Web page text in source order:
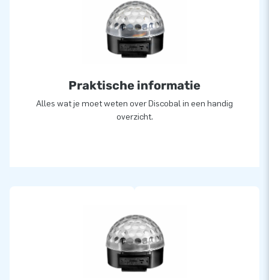
Praktische informatie
Alles wat je moet weten over Discobal in een handig
overzicht.